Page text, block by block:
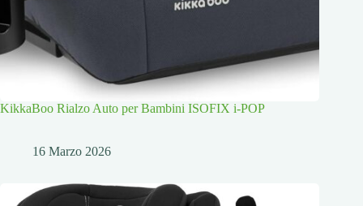
KikkaBoo Rialzo Auto per Bambini ISOFIX i-POP
16 Marzo 2026